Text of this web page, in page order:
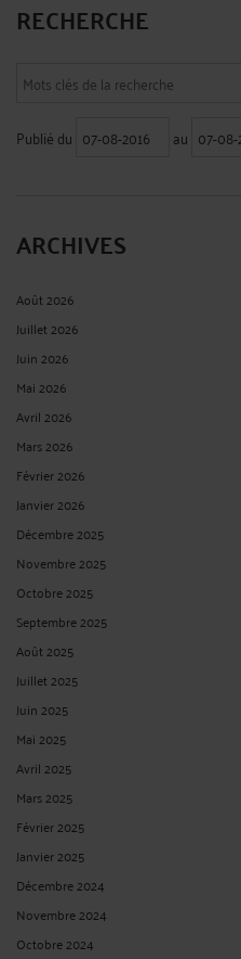
RECHERCHE
Publié du au
ARCHIVES
Août 2026
Juillet 2026
Juin 2026
Mai 2026
Avril 2026
Mars 2026
Février 2026
Janvier 2026
Décembre 2025
Novembre 2025
Octobre 2025
Septembre 2025
Août 2025
Juillet 2025
Juin 2025
Mai 2025
Avril 2025
Mars 2025
Février 2025
Janvier 2025
Décembre 2024
Novembre 2024
Octobre 2024